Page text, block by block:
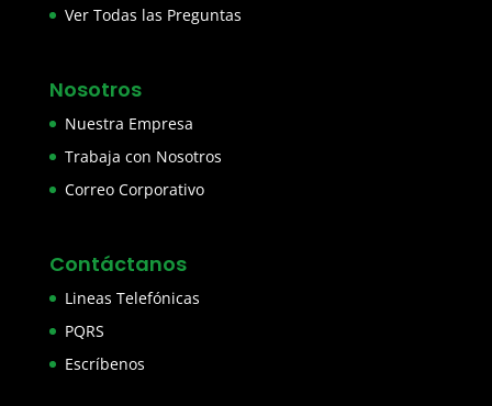
Ver Todas las Preguntas
Nosotros
Nuestra Empresa
Trabaja con Nosotros
Correo Corporativo
Contáctanos
Lineas Telefónicas
PQRS
Escríbenos